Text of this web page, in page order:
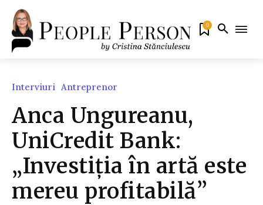
0
Interviuri Antreprenor
Anca Ungureanu,
UniCredit Bank:
„Investiția în artă este
mereu profitabilă”